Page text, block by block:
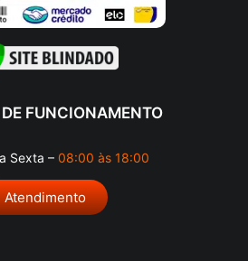
FUNCIONAMENTO
Sexta – 08:00 às 18:00
Atendimento